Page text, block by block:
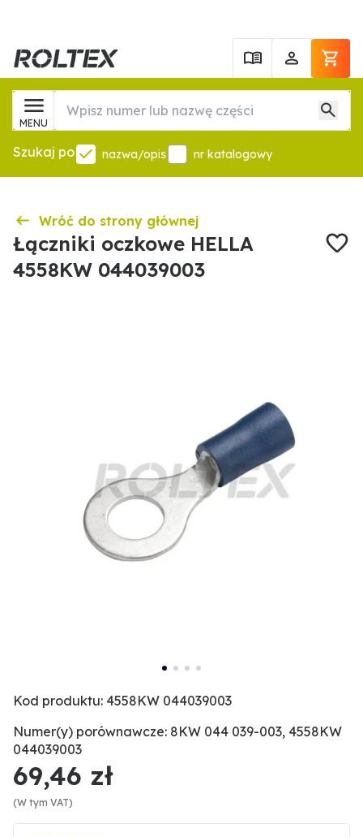
MENU
Szukaj po nazwa/opis nr katalogowy
Wróć do strony głównej
Łączniki oczkowe HELLA
4558KW 044039003
Kod produktu: 4558KW 044039003
Numer(y) porównawcze: 8KW 044 039-003, 4558KW
044039003
69,46 zł
(W tym VAT)